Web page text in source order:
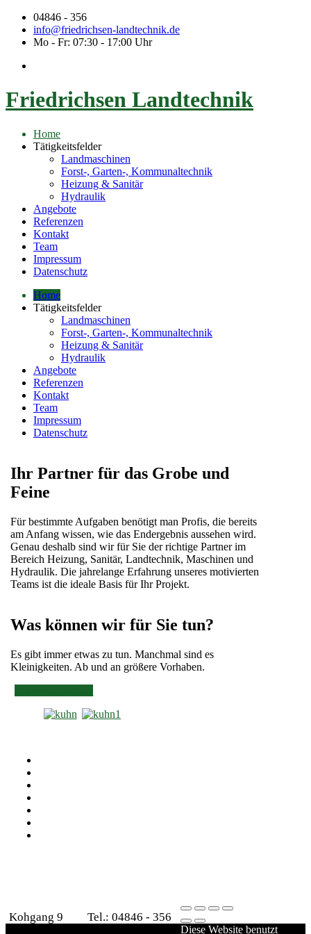
04846 - 356
info@friedrichsen-landtechnik.de
Mo - Fr: 07:30 - 17:00 Uhr
Friedrichsen Landtechnik
Home
Tätigkeitsfelder
Landmaschinen
Forst-, Garten-, Kommunaltechnik
Heizung & Sanitär
Hydraulik
Angebote
Referenzen
Kontakt
Team
Impressum
Datenschutz
Home
Tätigkeitsfelder
Landmaschinen
Forst-, Garten-, Kommunaltechnik
Heizung & Sanitär
Hydraulik
Angebote
Referenzen
Kontakt
Team
Impressum
Datenschutz
Ihr Partner für das Grobe und
Feine
Für bestimmte Aufgaben benötigt man Profis, die bereits
am Anfang wissen, wie das Endergebnis aussehen wird.
Genau deshalb sind wir für Sie der richtige Partner im
Bereich Heizung, Sanitär, Landtechnik, Maschinen und
Hydraulik. Die jahrelange Erfahrung unseres motivierten
Teams ist die ideale Basis für Ihr Projekt.
Was können wir für Sie tun?
Es gibt immer etwas zu tun. Manchmal sind es
Kleinigkeiten. Ab und an größere Vorhaben.
Kohgang 9
Tel.: 04846 - 356
Diese Website benutzt